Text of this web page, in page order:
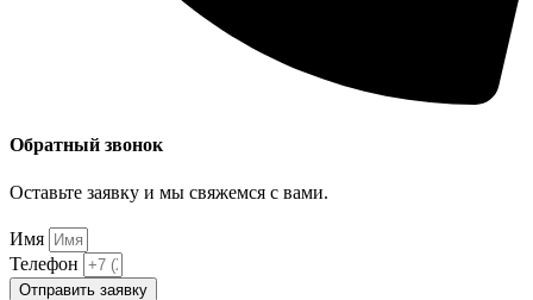
Обратный звонок
Оставьте заявку и мы свяжемся с вами.
Имя
Телефон
Отправить заявку